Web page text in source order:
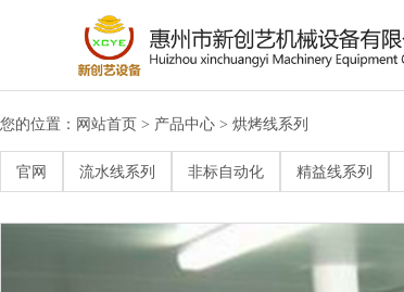
链条环形线系列
工作台系列
您的位置： 网站首页 > 产品中心 > 烘烤线系列
官网 流水线系列 非标自动化 精益线系列